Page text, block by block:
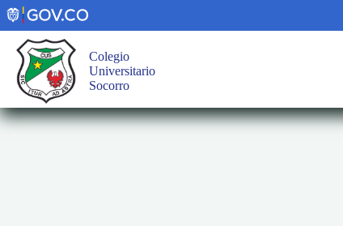
Saltar
al
contenido
Colegio
Universitario
Socorro